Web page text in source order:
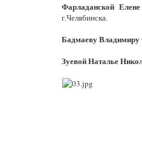
Фарладанской
г.Челябинска.
Бадмаеву Владимиру
Зуевой Наталье